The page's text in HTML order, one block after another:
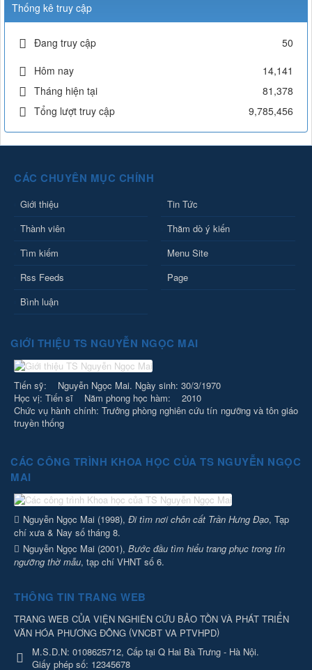
Thống kê truy cập
Đang truy cập
50
Hôm nay
14,141
Tháng hiện tại
81,378
Tổng lượt truy cập
9,785,456
CÁC CHUYÊN MỤC CHÍNH
Giới thiệu
Tin Tức
Thành viên
Thăm dò ý kiến
Tìm kiếm
Menu Site
Rss Feeds
Page
Bình luận
GIỚI THIỆU TS NGUYỄN NGỌC MAI
Tiến sỹ: Nguyễn Ngọc Mai. Ngày sinh: 30/3/1970
Học vị: Tiến sĩ Năm phong học hàm: 2010
Chức vụ hành chính: Trưởng phòng nghiên cứu tín ngưỡng và tôn giáo
truyền thống
CÁC CÔNG TRÌNH KHOA HỌC CỦA TS NGUYỄN NGỌC
MAI
Nguyễn Ngọc Mai (1998), Đi tìm nơi chôn cất Trần Hưng Đạo, Tạp
chí xưa & Nay số tháng 8.
Nguyễn Ngọc Mai (2001), Bước đầu tìm hiểu trang phục trong tín
ngưỡng thờ mẫu, tạp chí VHNT số 6.
THÔNG TIN TRANG WEB
TRANG WEB CỦA VIỆN NGHIÊN CỨU BẢO TỒN VÀ PHÁT TRIỂN
VĂN HÓA PHƯƠNG ĐÔNG (VNCBT VA PTVHPD)
M.S.D.N: 0108625712, Cấp tại Q Hai Bà Trưng - Hà Nội.
Giấy phép số: 12345678